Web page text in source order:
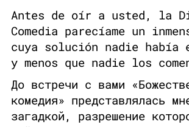
Antes de oír a usted, la
Comedia parecíame un
cuya solución nadie había
y menos que nadie los
До встречи с вами
комедия» представлялась
загадкой, разрешение